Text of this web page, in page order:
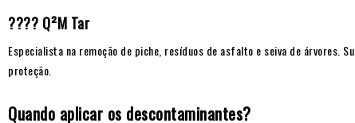
???? Q²M Tar
Especialista na remoção de piche, resíduos de asfalto e seiva de árvores.
proteção.
Quando aplicar os descontaminantes?